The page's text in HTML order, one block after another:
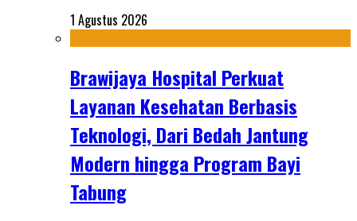
1 Agustus 2026
Brawijaya Hospital Perkuat
Layanan Kesehatan Berbasis
Teknologi, Dari Bedah Jantung
Modern hingga Program Bayi
Tabung